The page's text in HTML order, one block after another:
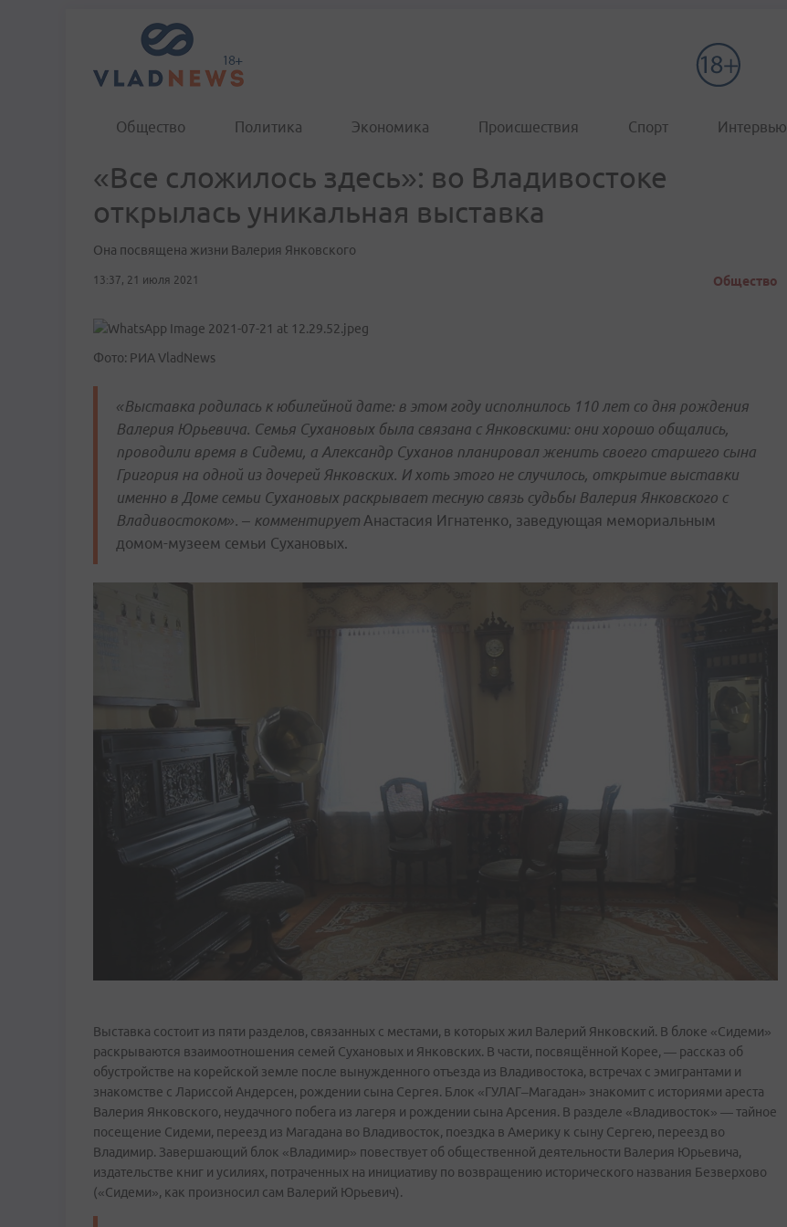
Общество Политика Экономика Происшествия Спорт Интервью
«Все сложилось здесь»: во Владивостоке
открылась уникальная выставка
Она посвящена жизни Валерия Янковского
13:37, 21 июля 2021 Общество
Фото: РИА VladNews
«Выставка родилась к юбилейной дате: в этом году исполнилось 110 лет со дня рождения
Валерия Юрьевича. Семья Сухановых была связана с Янковскими: они хорошо общались,
проводили время в Сидеми, а Александр Суханов планировал женить своего старшего сына
Григория на одной из дочерей Янковских. И хоть этого не случилось, открытие выставки
именно в Доме семьи Сухановых раскрывает тесную связь судьбы Валерия Янковского с
Владивостоком». – комментирует Анастасия Игнатенко, заведующая мемориальным
домом-музеем семьи Сухановых.
Выставка состоит из пяти разделов, связанных с местами, в которых жил Валерий Янковский. В блоке «Сидеми»
раскрываются взаимоотношения семей Сухановых и Янковских. В части, посвящённой Корее, — рассказ об
обустройстве на корейской земле после вынужденного отъезда из Владивостока, встречах с эмигрантами и
знакомстве с Лариссой Андерсен, рождении сына Сергея. Блок «ГУЛАГ–Магадан» знакомит с историями ареста
Валерия Янковского, неудачного побега из лагеря и рождении сына Арсения. В разделе «Владивосток» — тайное
посещение Сидеми, переезд из Магадана во Владивосток, поездка в Америку к сыну Сергею, переезд во
Владимир. Завершающий блок «Владимир» повествует об общественной деятельности Валерия Юрьевича,
издательстве книг и усилиях, потраченных на инициативу по возвращению исторического названия Безверхово
(«Сидеми», как произносил сам Валерий Юрьевич).